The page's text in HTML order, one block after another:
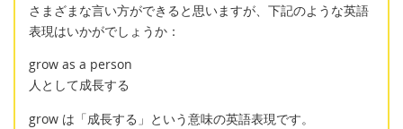
さまざまな言い方ができると思いますが、下記のような英語
表現はいかがでしょうか：
grow as a person
人として成長する
grow は「成長する」という意味の英語表現です。